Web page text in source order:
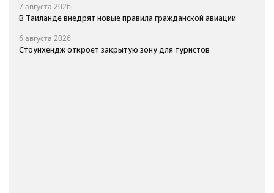
7 августа 2026
В Таиланде внедрят новые правила гражданской авиации
6 августа 2026
Стоунхендж откроет закрытую зону для туристов